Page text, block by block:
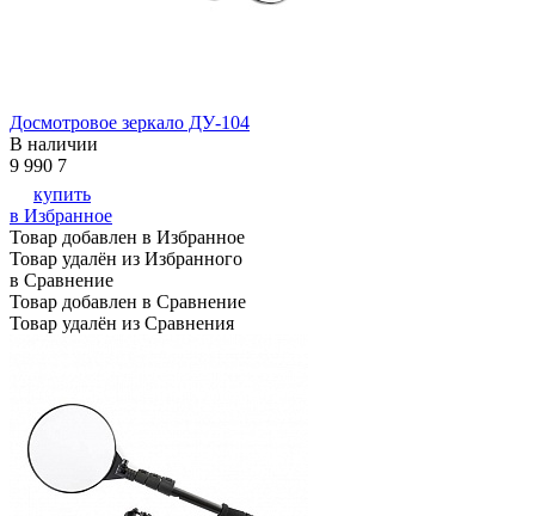
Досмотровое зеркало ДУ-104
В наличии
9 990 7
купить
в Избранное
Товар добавлен в Избранное
Товар удалён из Избранного
в Сравнение
Товар добавлен в Сравнение
Товар удалён из Сравнения